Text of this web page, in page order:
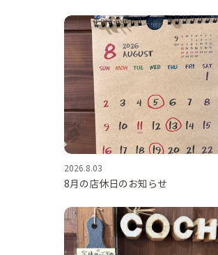
2026.8.03
8月の店休日のお知らせ